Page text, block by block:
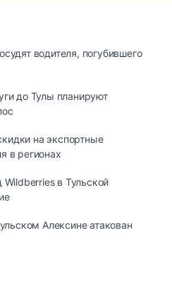
водителя, погубившего
до Тулы планируют
на экспортные
в регионах
Wildberries в Тульской
Алексине атакован